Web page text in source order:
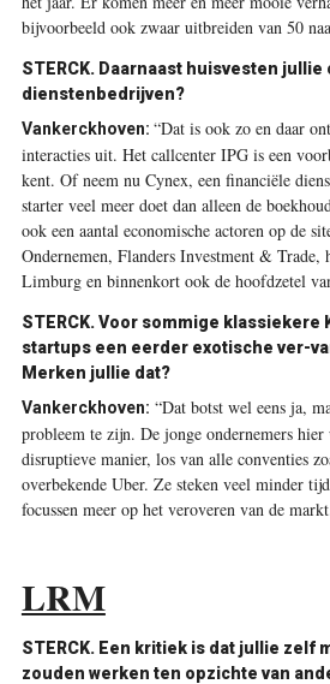
bijvoorbeeld ook zwaar uitbreiden van 50
STERCK. Daarnaast huisvesten
dienstenbedrijven?
Vankerckhoven: “Dat is ook zo en daar
interacties uit. Het callcenter IPG is een
kent. Of neem nu Cynex, een financiële
starter veel meer doet dan alleen de
ook een aantal economische actoren op de
Ondernemen, Flanders Investment & Trade,
Limburg en binnenkort ook de hoofdzetel
STERCK. Voor sommige klassiekere
startups een eerder exotische ver-
Merken jullie dat?
Vankerckhoven: “Dat botst wel eens ja,
probleem te zijn. De jonge ondernemers hier
disruptieve manier, los van alle conventies
overbekende Uber. Ze steken veel minder
focussen meer op het veroveren van de
LRM
STERCK. Een kritiek is dat jullie zelf
zouden werken ten opzichte van